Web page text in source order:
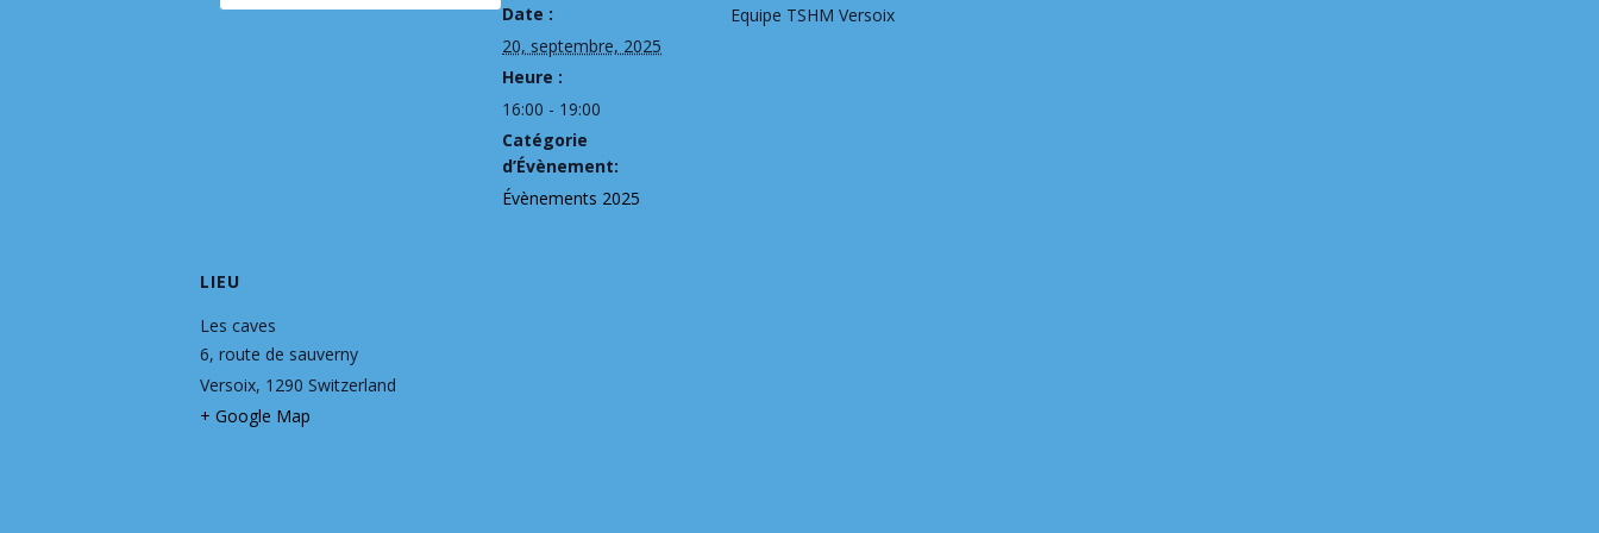
Date :
20, septembre, 2025
Heure :
16:00 - 19:00
Catégorie
d’Évènement:
Évènements 2025
Equipe TSHM Versoix
LIEU
Les caves
6, route de sauverny
Versoix, 1290 Switzerland
+ Google Map